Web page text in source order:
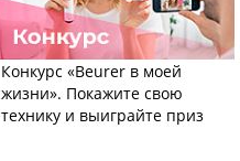
Конкурс «Beurer в моей
жизни». Покажите свою
технику и выиграйте приз